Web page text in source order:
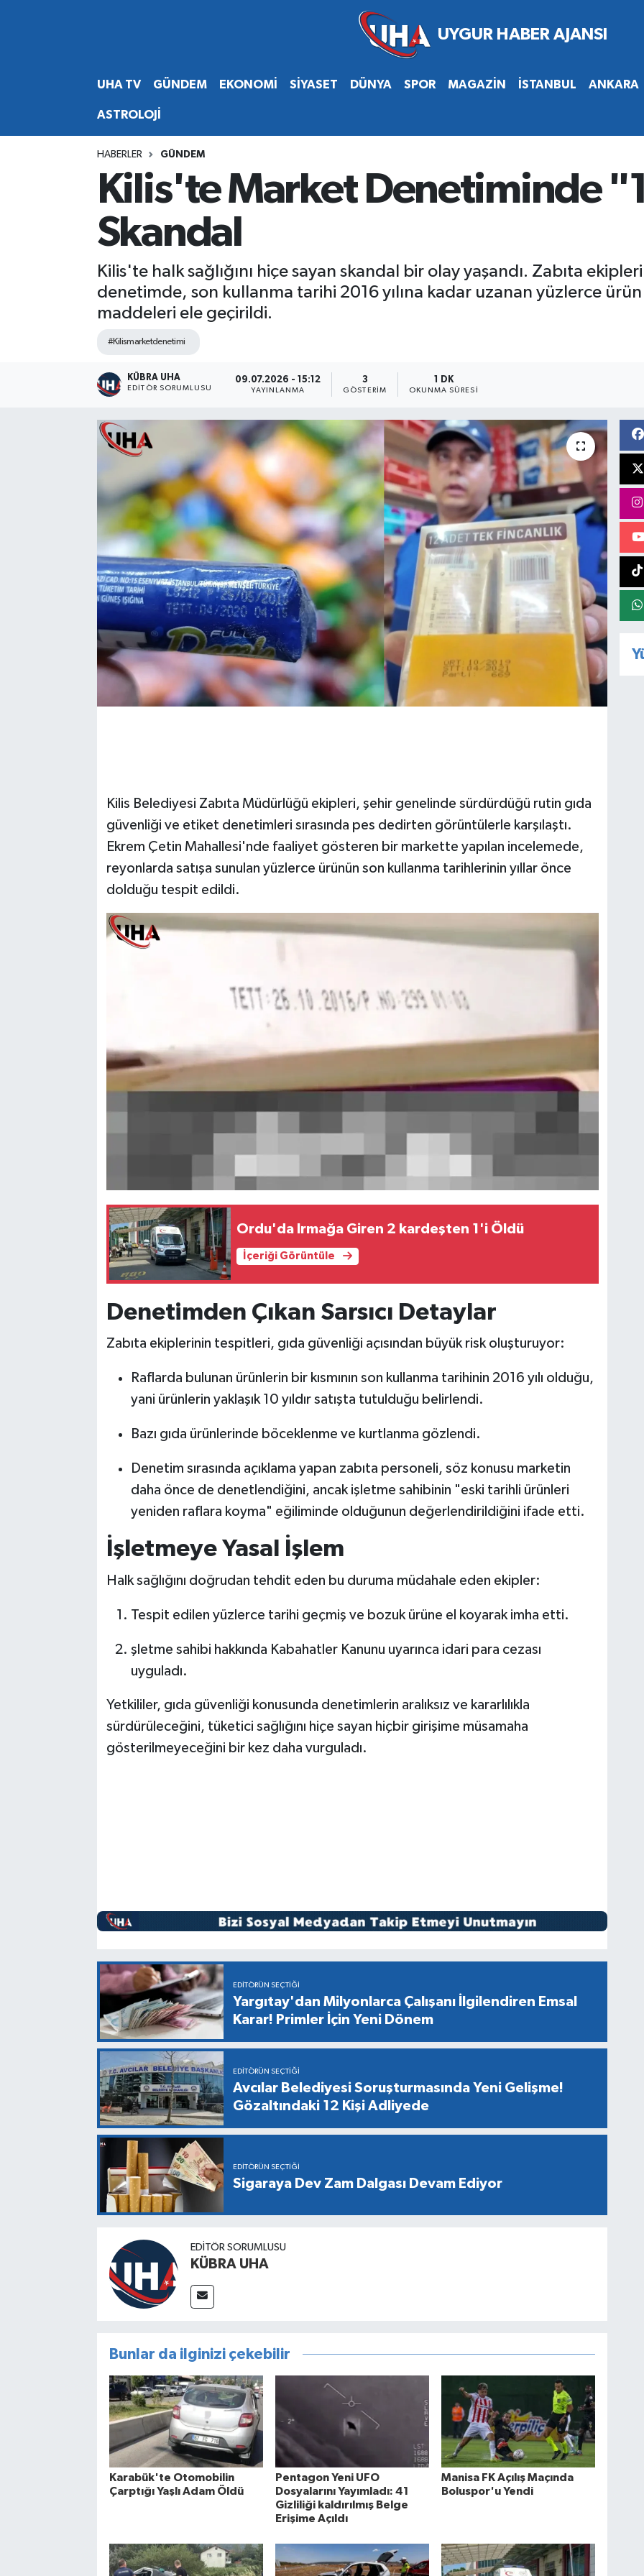
UHA TV GÜNDEM EKONOMİ SİYASET DÜNYA SPOR MAGAZİN İSTANBUL ANKARA
ASTROLOJİ
HABERLER GÜNDEM
Kilis'te Market Denetiminde
Skandal
Kilis'te halk sağlığını hiçe sayan skandal bir olay yaşandı. Zabıta
denetimde, son kullanma tarihi 2016 yılına kadar uzanan yüzlerce ürün
maddeleri ele geçirildi.
#Kilismarketdenetimi
KÜBRA UHA
EDİTÖR SORUMLUSU
09.07.2026 - 15:12
YAYINLANMA
3
GÖSTERIM
1 DK
OKUNMA SÜRESI
Kilis Belediyesi Zabıta Müdürlüğü ekipleri, şehir genelinde sürdürdüğü rutin gıda
güvenliği ve etiket denetimleri sırasında pes dedirten görüntülerle karşılaştı.
Ekrem Çetin Mahallesi'nde faaliyet gösteren bir markette yapılan incelemede,
reyonlarda satışa sunulan yüzlerce ürünün son kullanma tarihlerinin yıllar önce
dolduğu tespit edildi.
Ordu'da Irmağa Giren 2 kardeşten 1'i Öldü
İçeriği Görüntüle
Denetimden Çıkan Sarsıcı Detaylar
Zabıta ekiplerinin tespitleri, gıda güvenliği açısından büyük risk oluşturuyor:
Raflarda bulunan ürünlerin bir kısmının son kullanma tarihinin 2016 yılı olduğu,
yani ürünlerin yaklaşık 10 yıldır satışta tutulduğu belirlendi.
Bazı gıda ürünlerinde böceklenme ve kurtlanma gözlendi.
Denetim sırasında açıklama yapan zabıta personeli, söz konusu marketin
daha önce de denetlendiğini, ancak işletme sahibinin "eski tarihli ürünleri
yeniden raflara koyma" eğiliminde olduğunun değerlendirildiğini ifade etti.
İşletmeye Yasal İşlem
Halk sağlığını doğrudan tehdit eden bu duruma müdahale eden ekipler:
Tespit edilen yüzlerce tarihi geçmiş ve bozuk ürüne el koyarak imha etti.
şletme sahibi hakkında Kabahatler Kanunu uyarınca idari para cezası
uyguladı.
Yetkililer, gıda güvenliği konusunda denetimlerin aralıksız ve kararlılıkla
sürdürüleceğini, tüketici sağlığını hiçe sayan hiçbir girişime müsamaha
gösterilmeyeceğini bir kez daha vurguladı.
EDITÖRÜN SEÇTIĞI
Yargıtay'dan Milyonlarca Çalışanı İlgilendiren Emsal
Karar! Primler İçin Yeni Dönem
EDITÖRÜN SEÇTIĞI
Avcılar Belediyesi Soruşturmasında Yeni Gelişme!
Gözaltındaki 12 Kişi Adliyede
EDITÖRÜN SEÇTIĞI
Sigaraya Dev Zam Dalgası Devam Ediyor
EDİTÖR SORUMLUSU
KÜBRA UHA
Bunlar da ilginizi çekebilir
Karabük'te Otomobilin
Çarptığı Yaşlı Adam Öldü
Pentagon Yeni UFO
Dosyalarını Yayımladı: 41
Gizliliği kaldırılmış Belge
Erişime Açıldı
Manisa FK Açılış Maçında
Boluspor'u Yendi
Hava Durumu
Süper Lig Puan Durumu ve Fikstür
Tüm Manşetler
Son Dakika Haberleri
Haber Arşivi